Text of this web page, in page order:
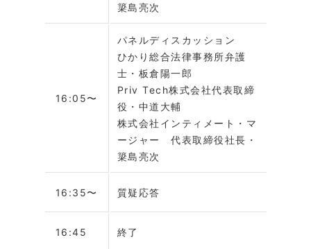
簗島亮次
16:05〜
パネルディスカッション
ひかり総合法律事務所弁護
士・板倉陽一郎
Priv Tech株式会社代表取締
役・中道大輔
株式会社インティメート・マ
ージャー 代表取締役社長・
簗島亮次
16:35〜 質疑応答
16:45 終了